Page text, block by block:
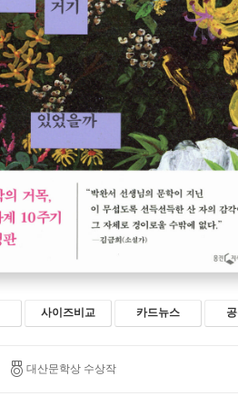
사이즈비교 카드뉴스
대산문학상 수상작